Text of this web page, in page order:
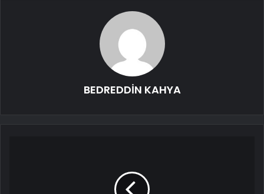
BEDREDDİN KAHYA